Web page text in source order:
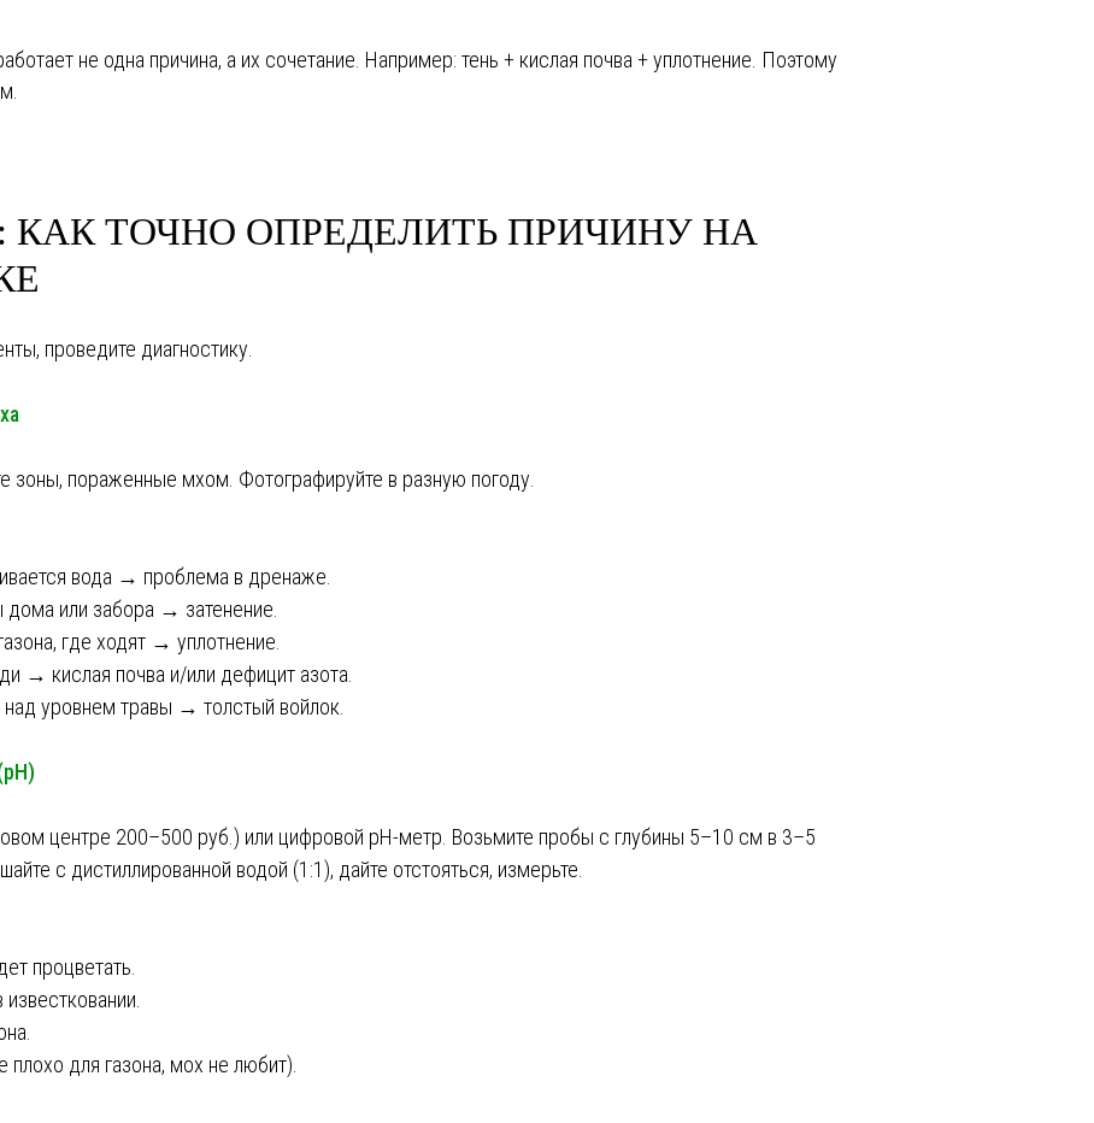
не одна причина, а их сочетание. Например: тень + кислая почва + уплотнение. Поэтому
ТОЧНО ОПРЕДЕЛИТЬ ПРИЧИНУ НА
проведите диагностику.
зоны, пораженные мхом. Фотографируйте в разную погоду.
вода → проблема в дренаже.
или забора → затенение.
где ходят → уплотнение.
→ кислая почва и/или дефицит азота.
уровнем травы → толстый войлок.
центре 200–500 руб.) или цифровой pH-метр. Возьмите пробы с глубины 5–10 см в 3–5
с дистиллированной водой (1:1), дайте отстояться, измерьте.
процветать.
для газона, мох не любит).